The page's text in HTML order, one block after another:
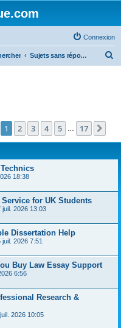
Connexion
Sujets sans réponse
c
1sur17
1 2 3 4 5 17
18:38
for UK Students
juil. 2026 13:03
Dissertation Help
juil. 2026 7:51
Buy Law Essay Support
6:56
Research &
2026 10:05